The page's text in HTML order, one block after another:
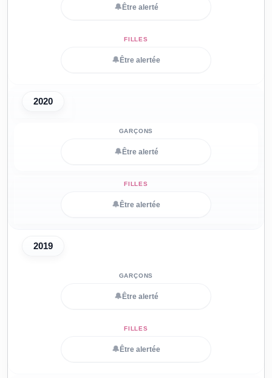
🔔 Être alerté
🔔 Être alertée
2020
🔔 Être alerté
🔔 Être alertée
2019
🔔 Être alerté
🔔 Être alertée